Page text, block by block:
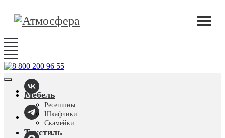
Мебель
Ресепшны
Шкафчики
Скамейки
Текстиль